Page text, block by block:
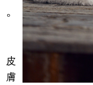
。
皮
膚